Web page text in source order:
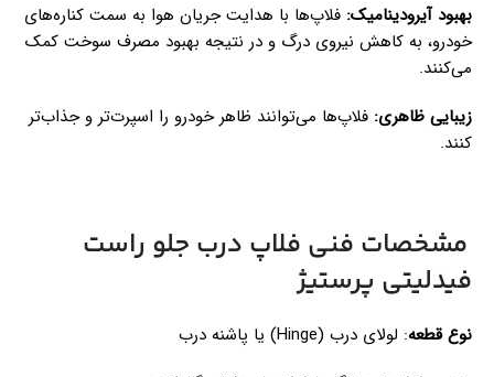
بهبود آیرودینامیک: فلاپ‌ها با هدایت جریان هوا به سمت کناره‌های
خودرو، به کاهش نیروی درگ و در نتیجه بهبود مصرف سوخت کمک
می‌کنند.
زیبایی ظاهری: فلاپ‌ها می‌توانند ظاهر خودرو را اسپرت‌تر و جذاب‌تر
کنند.
مشخصات فنی فلاپ درب جلو راست
فیدلیتی پرستیژ
نوع قطعه: لولای درب (Hinge) یا پاشنه درب